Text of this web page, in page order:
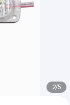
2/5